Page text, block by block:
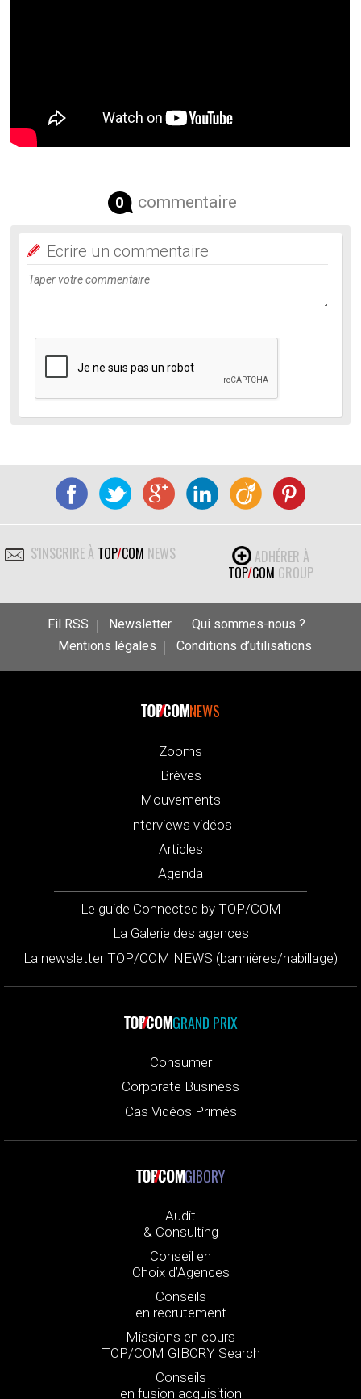
0 commentaire
Ecrire un commentaire
S'INSCRIRE À TOP/COM NEWS
ADHÉRER À
TOP/COM GROUP
Fil RSS Newsletter
Qui sommes-nous ?
Mentions légales
Conditions d’utilisations
NEWS
Zooms
Brèves
Mouvements
Interviews vidéos
Articles
Agenda
Le guide Connected by TOP/COM
La Galerie des agences
La newsletter TOP/COM NEWS (bannières/habillage)
GRAND PRIX
Consumer
Corporate Business
Cas Vidéos Primés
GIBORY
Audit
& Consulting
Conseil en
Choix d’Agences
Conseils
en recrutement
Missions en cours
TOP/COM GIBORY Search
Conseils
en fusion acquisition